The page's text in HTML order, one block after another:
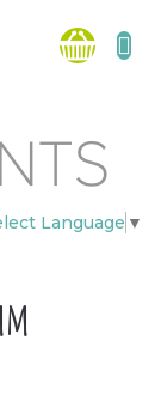
Language ▼
košík